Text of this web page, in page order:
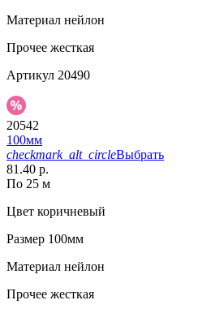
Материал нейлон
Прочее жесткая
Артикул 20490
20542
100мм
checkmark_alt_circleВыбрать
81.40 р.
По 25 м
Цвет коричневый
Размер 100мм
Материал нейлон
Прочее жесткая